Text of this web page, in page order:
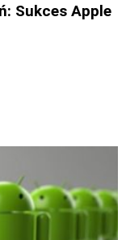
Sukces Apple